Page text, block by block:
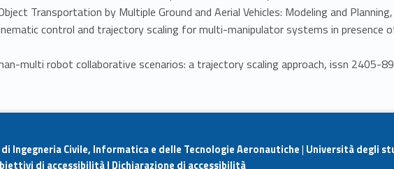
Transportation by Multiple Ground and Aerial Vehicles: Modeling and
control and trajectory scaling for multi-manipulator systems in presence
multi robot collaborative scenarios: a trajectory scaling approach, issn 2405-
Ingegneria Civile, Informatica e delle Tecnologie Aeronautiche| Università degli
di accessibilità | Dichiarazione di accessibilità